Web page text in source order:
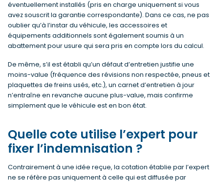
éventuellement installés (pris en charge uniquement si vous
avez souscrit la garantie correspondante). Dans ce cas, ne pas
oublier qu’à l’instar du véhicule, les accessoires et
équipements additionnels sont également soumis à un
abattement pour usure qui sera pris en compte lors du calcul.
De même, s’il est établi qu’un défaut d’entretien justifie une
moins-value (fréquence des révisions non respectée, pneus et
plaquettes de freins usés, etc.), un carnet d’entretien à jour
n’entraîne en revanche aucune plus-value, mais confirme
simplement que le véhicule est en bon état.
Quelle cote utilise l’expert pour
fixer l’indemnisation ?
Contrairement à une idée reçue, la cotation établie par l’expert
ne se réfère pas uniquement à celle qui est diffusée par